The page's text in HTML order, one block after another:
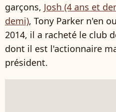
garçons, Josh (4 ans et
demi), Tony Parker n'en
2014, il a racheté le club
dont il est l'actionnaire
président.